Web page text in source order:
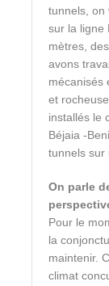
tunnels, on
sur la ligne
mètres,
avons
mécanisés
et
installés le
Béjaia -
tunnels sur
On parle
Pour le
la
maintenir.
climat